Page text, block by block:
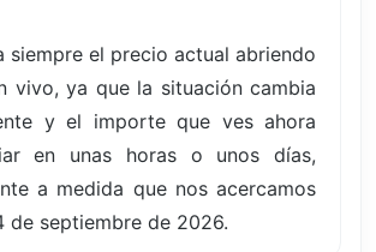
siempre el precio actual abriendo
vivo, ya que la situación cambia
y el importe que ves ahora
en unas horas o unos días,
a medida que nos acercamos
de septiembre de 2026.